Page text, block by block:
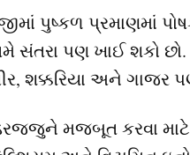
પુષ્કળ પ્રમાણમાં
પણ ખાઈ શકો
શક્કરિયા અને ગાજર
મજબૂત કરવા